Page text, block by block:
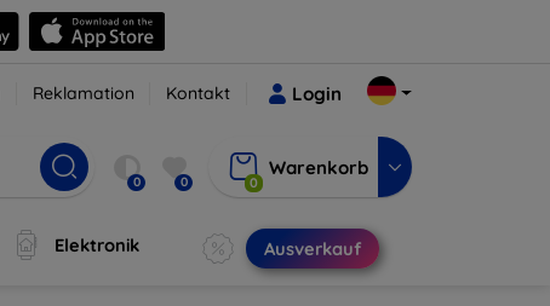
Reklamation Kontakt Login
0 0 0
Warenkorb
Elektronik Ausverkauf